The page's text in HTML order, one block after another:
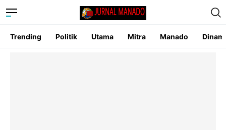
Trending Politik Utama Mitra Manado